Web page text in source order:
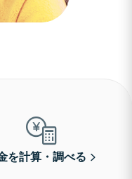
を計算・調べる